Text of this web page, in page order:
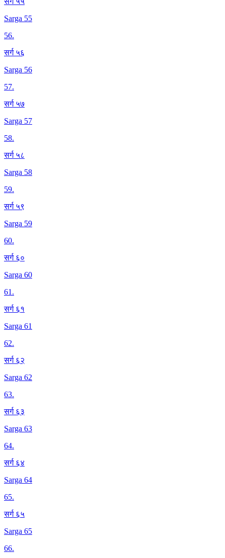
Sarga 55
56.
सर्ग ५६
Sarga 56
57.
सर्ग ५७
Sarga 57
58.
सर्ग ५८
Sarga 58
59.
सर्ग ५९
Sarga 59
60.
सर्ग ६०
Sarga 60
61.
सर्ग ६१
Sarga 61
62.
सर्ग ६२
Sarga 62
63.
सर्ग ६३
Sarga 63
64.
सर्ग ६४
Sarga 64
65.
सर्ग ६५
Sarga 65
66.